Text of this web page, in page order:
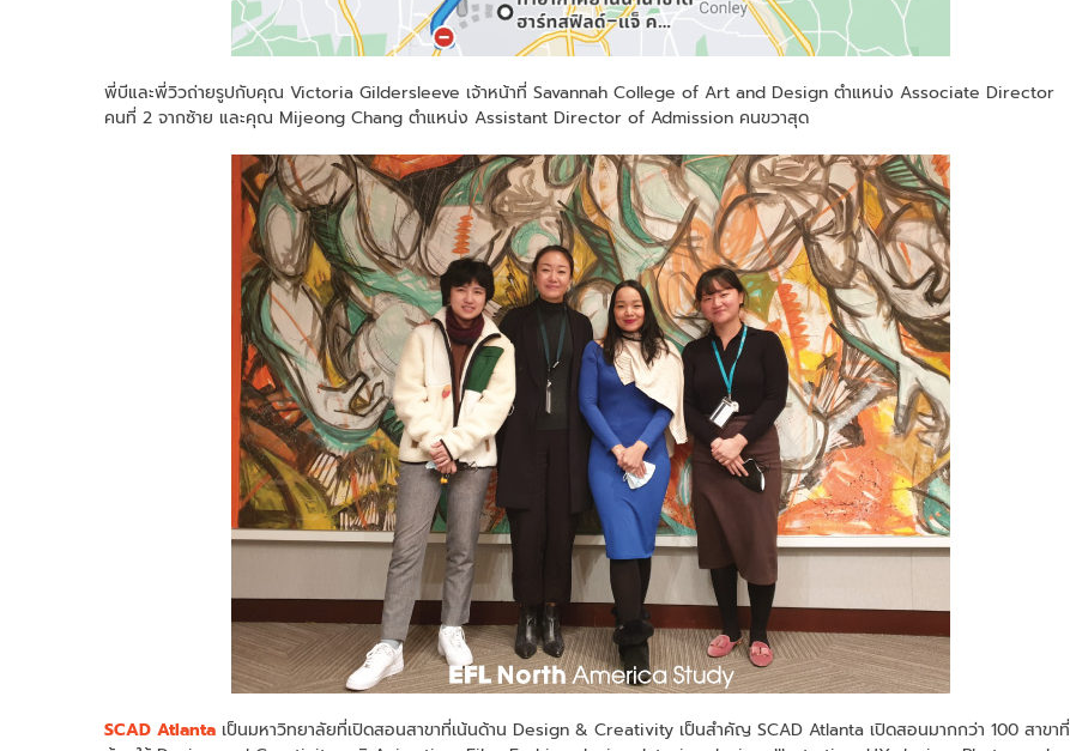
พี่บีและพี่วิวถ่ายรูปกับคุณ Victoria Gildersleeve เจ้าหน้าที่ Savannah College of Art and Design ตำแหน่ง Associate Director
คนที่ 2 จากซ้าย และคุณ Mijeong Chang ตำแหน่ง Assistant Director of Admission คนขวาสุด
SCAD Atlanta เป็นมหาวิทยาลัยที่เปิดสอนสาขาที่เน้นด้าน Design & Creativity เป็นสำคัญ SCAD Atlanta เปิดสอนมากกว่า 100 สาขาที่